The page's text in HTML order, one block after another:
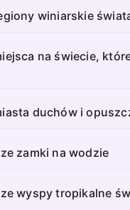
winiarskie
na świecie,
duchów i
zamki na wodzie
wyspy tropikalne